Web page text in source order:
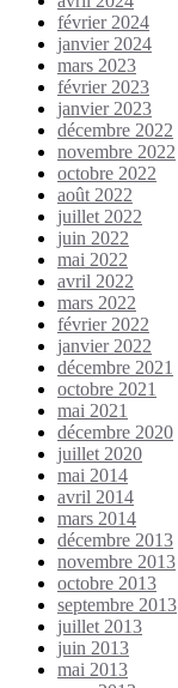
février 2024
janvier 2024
mars 2023
février 2023
janvier 2023
décembre 2022
novembre 2022
octobre 2022
août 2022
juillet 2022
juin 2022
mai 2022
avril 2022
mars 2022
février 2022
janvier 2022
décembre 2021
octobre 2021
mai 2021
décembre 2020
juillet 2020
mai 2014
avril 2014
mars 2014
décembre 2013
novembre 2013
octobre 2013
septembre 2013
juillet 2013
juin 2013
mai 2013